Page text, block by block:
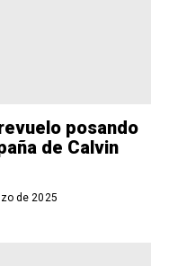
posando
de Calvin
de 2025